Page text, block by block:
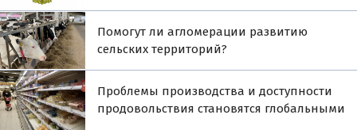
Помогут ли агломерации развитию
сельских территорий?
Проблемы производства и доступности
продовольствия становятся глобальными